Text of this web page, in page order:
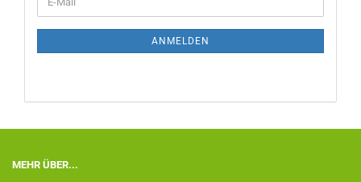
ANMELDEN
MEHR ÜBER...